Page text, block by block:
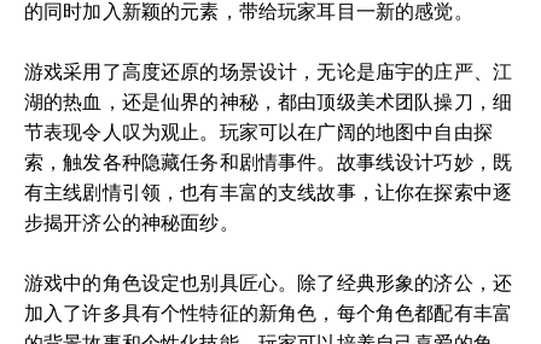
的同时加入新颖的元素，带给玩家耳目一新的感觉。
游戏采用了高度还原的场景设计，无论是庙宇的庄严、江
湖的热血，还是仙界的神秘，都由顶级美术团队操刀，细
节表现令人叹为观止。玩家可以在广阔的地图中自由探
索，触发各种隐藏任务和剧情事件。故事线设计巧妙，既
有主线剧情引领，也有丰富的支线故事，让你在探索中逐
步揭开济公的神秘面纱。
游戏中的角色设定也别具匠心。除了经典形象的济公，还
加入了许多具有个性特征的新角色，每个角色都配有丰富